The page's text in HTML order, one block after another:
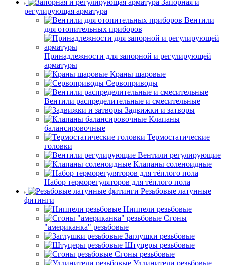
Запорная и
регулирующая арматура
Вентили
для отопительных приборов
Принадлежности для запорной и регулирующей
арматуры
Краны шаровые
Сервоприводы
Вентили распределительные и смесительные
Задвижки и затворы
Клапаны
балансировочные
Термостатические
головки
Вентили регулирующие
Клапаны соленоидные
Набор терморегуляторов для тёплого пола
Резьбовые латунные
фитинги
Ниппели резьбовые
Сгоны
"американка" резьбовые
Заглушки резьбовые
Штуцеры резьбовые
Сгоны резьбовые
Удлинители резьбовые